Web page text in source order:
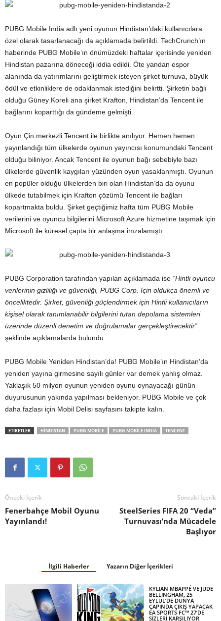
PUBG Mobile India adlı yeni oyunun Hindistan’daki kullanıcılara
özel olarak tasarlanacağı da açıklamada belirtildi. TechCrunch’ın
haberinde PUBG Mobile’ın önümüzdeki haftalar içerisinde yeniden
Hindistan pazarına döneceği iddia edildi. Öte yandan espor
alanında da yatırımlarını geliştirmek isteyen şirket turnuva, büyük
ödül ve etkinliklere de odaklanmak istediğini belirtti. Şirketin bağlı
olduğu Güney Koreli ana şirket Krafton, Hindistan’da Tencent ile
bağlarını koparttığı da gündeme gelmişti.
Oyun Çin merkezli Tencent ile birlikte anılıyor. Hemen hemen
yayınlandığı tüm ülkelerde oyunun yayıncısı konumundaki Tencent
olduğu biliniyor. Ancak Tencent ile oyunun bağı sebebiyle bazı
ülkelerde güvenlik kaygıları yüzünden oyun yasaklanmıştı. Oyunun
en popüler olduğu ülkelerden biri olan Hindistan’da da oyunu
ülkede tutabilmek için Krafton çözümü Tencent ile bağları
kopartmakta buldu. Şirket geçtiğimiz hafta tüm PUBG Mobile
verilerini ve oyuncu bilgilerini Microsoft Azure hizmetine taşımak için
Microsoft ile küresel çapta bir anlaşma imzalamıştı.
PUBG Corporation tarafından yapılan açıklamada ise “Hintli oyuncu
verilerinin gizliliği ve güvenliği, PUBG Corp. İçin oldukça önemli ve
önceliktedir. Şirket, güvenliği güçlendirmek için Hintli kullanıcıların
kişisel olarak tanımlanabilir bilgilerini tutan depolama sistemleri
üzerinde düzenli denetim ve doğrulamalar gerçekleştirecektir”
şeklinde açıklamalarda bulundu.
PUBG Mobile Yeniden Hindistan’da! PUBG Mobile’ın Hindistan’da
yeniden yayına girmesine sayılı günler var demek yanlış olmaz.
Yaklaşık 50 milyon oyunun yeniden oyunu oynayacağı günün
duyurusunun yakında yapılması bekleniyor. PUBG Mobile ve çok
daha fazlası için Mobil Delisi sayfasını takipte kalın.
ETIKETLER HINDISTAN PUBG MOBILE PUBG MOBILE INDIA TENCENT
Önceki İçerik
Fenerbahçe Mobil Oyunu
Yayınlandı!
Sonraki İçerik
SteelSeries FIFA 20 “Veda”
Turnuvası’nda Mücadele
Başlıyor
İlgili Haberler Yazarın Diğer İçerikleri
KYLIAN MBAPPÉ VE JUDE
BELLINGHAM, 25
EYLÜL’DE DÜNYA
ÇAPINDA ÇIKIŞ YAPACAK
EA SPORTS FC™ 27’DE
SİZLERİ KARŞILIYOR